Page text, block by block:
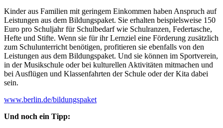
Kinder aus Familien mit geringem Einkommen haben Anspruch auf
Leistungen aus dem Bildungspaket. Sie erhalten beispielsweise 150
Euro pro Schuljahr für Schulbedarf wie Schulranzen, Federtasche,
Hefte und Stifte. Wenn sie für ihr Lernziel eine För­derung zusätzlich
zum Schulunterricht benötigen, profitieren sie ebenfalls von den
Leistungen aus dem Bildungspaket. Und sie können im Sportverein,
in der Musikschule oder bei kulturellen Aktivi­täten mitmachen und
bei Ausflügen und Klassenfahrten der Schule oder der Kita dabei
sein.
www.berlin.de/bildungspaket
Und noch ein Tipp: